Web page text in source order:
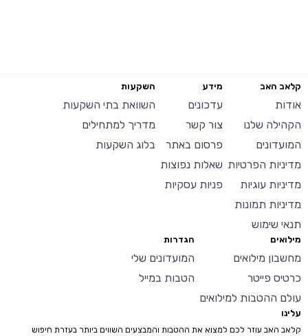
קלאב האב
אודות
הקהילה שלנו
המועדונים
מדיניות הפרטיות
מדיניות עוגיות
מדיניות תמונות
תנאי שימוש
מידע
עדכונים
צור קשר
פרסום באתר
שאלות נפוצות
פניות עסקיות
השקעות
השוואת בתי השקעות
מדריך למתחילים
בלוג השקעות
מילואים
מחשבון מילואים
כרטיס פייטר
עולם ההטבות למילואים
הגדרות
המועדונים שלי
הטבות במייל
עלינו
קלאב האב עוזר לכם למצוא את ההטבות והמבצעים השווים ביותר בעזרת חיפוש